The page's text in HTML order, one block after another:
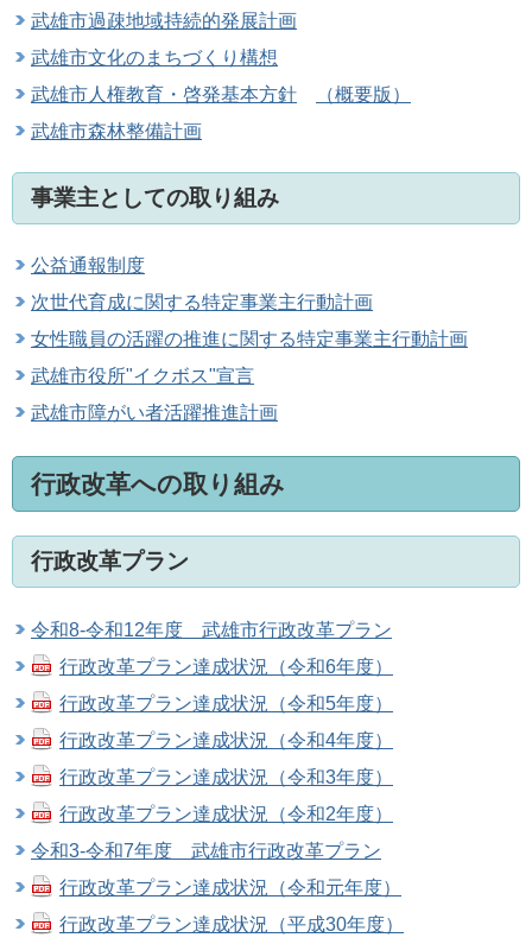
武雄市過疎地域持続的発展計画
武雄市文化のまちづくり構想
武雄市人権教育・啓発基本方針
（概要版）
武雄市森林整備計画
事業主としての取り組み
公益通報制度
次世代育成に関する特定事業主行動計画
女性職員の活躍の推進に関する特定事業主行動計画
武雄市役所"イクボス"宣言
武雄市障がい者活躍推進計画
行政改革への取り組み
行政改革プラン
令和8-令和12年度 武雄市行政改革プラン
行政改革プラン達成状況（令和6年度）
行政改革プラン達成状況（令和5年度）
行政改革プラン達成状況（令和4年度）
行政改革プラン達成状況（令和3年度）
行政改革プラン達成状況（令和2年度）
令和3-令和7年度 武雄市行政改革プラン
行政改革プラン達成状況（令和元年度）
行政改革プラン達成状況（平成30年度）